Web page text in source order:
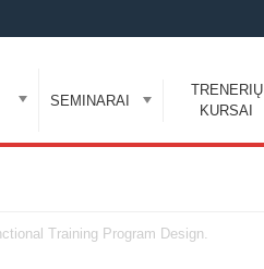
SEMINARAI
TRENERIŲ
KURSAI
Training Program Design.